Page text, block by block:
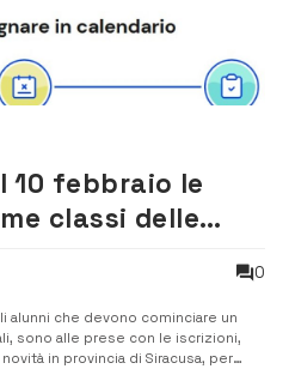
10 febbraio le
classi delle
0
alunni che devono cominciare un
sono alle prese con le iscrizioni,
in provincia di Siracusa, per